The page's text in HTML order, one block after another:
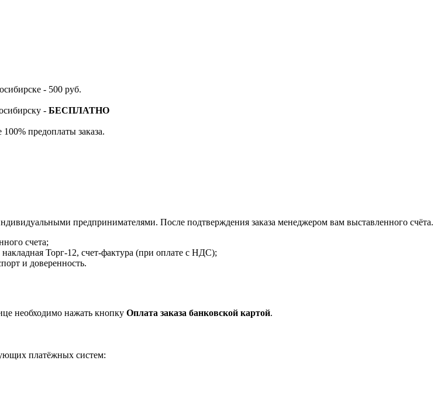
- 500 руб.
- БЕСПЛАТНО
предоплаты заказа.
предпринимателями. После подтверждения заказа менеджером вам выставленного счёта.
счета;
Торг-12, счет-фактура (при оплате с НДС);
и доверенность.
необходимо нажать кнопку Оплата заказа банковской картой.
платёжных систем: